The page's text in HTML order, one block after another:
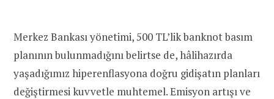
Merkez Bankası yönetimi, 500 TL’lik banknot basım
planının bulunmadığını belirtse de, hâlihazırda
yaşadığımız hiperenflasyona doğru gidişatın planları
değiştirmesi kuvvetle muhtemel. Emisyon artışı ve